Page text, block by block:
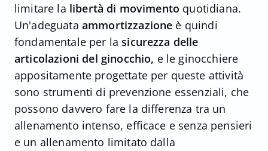
limitare la libertà di movimento quotidiana.
Un'adeguata ammortizzazione è quindi
fondamentale per lasicurezza delle
articolazioni del ginocchio, e le ginocchiere
appositamente progettate per queste attività
sono strumenti di prevenzione essenziali, che
possono davvero fare la differenza tra un
allenamento intenso, efficace e senza pensieri
e un allenamento limitato dalla